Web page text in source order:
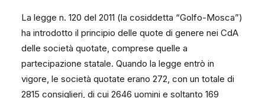
La legge n. 120 del 2011 (la cosiddetta “Golfo-Mosca”)
ha introdotto il principio delle quote di genere nei CdA
delle società quotate, comprese quelle a
partecipazione statale. Quando la legge entrò in
vigore, le società quotate erano 272, con un totale di
2815 consiglieri, di cui 2646 uomini e soltanto 169